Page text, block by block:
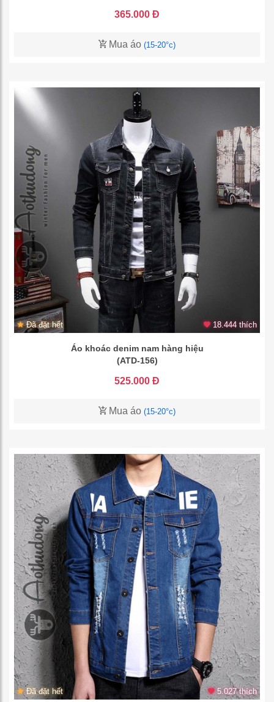
365.000 Đ
Mua áo (15-20°c)
Đã đặt hết 18.444 thích
Áo khoác denim nam hàng hiệu
(ATD-156)
525.000 Đ
Mua áo (15-20°c)
Đã đặt hết 5.027 thích